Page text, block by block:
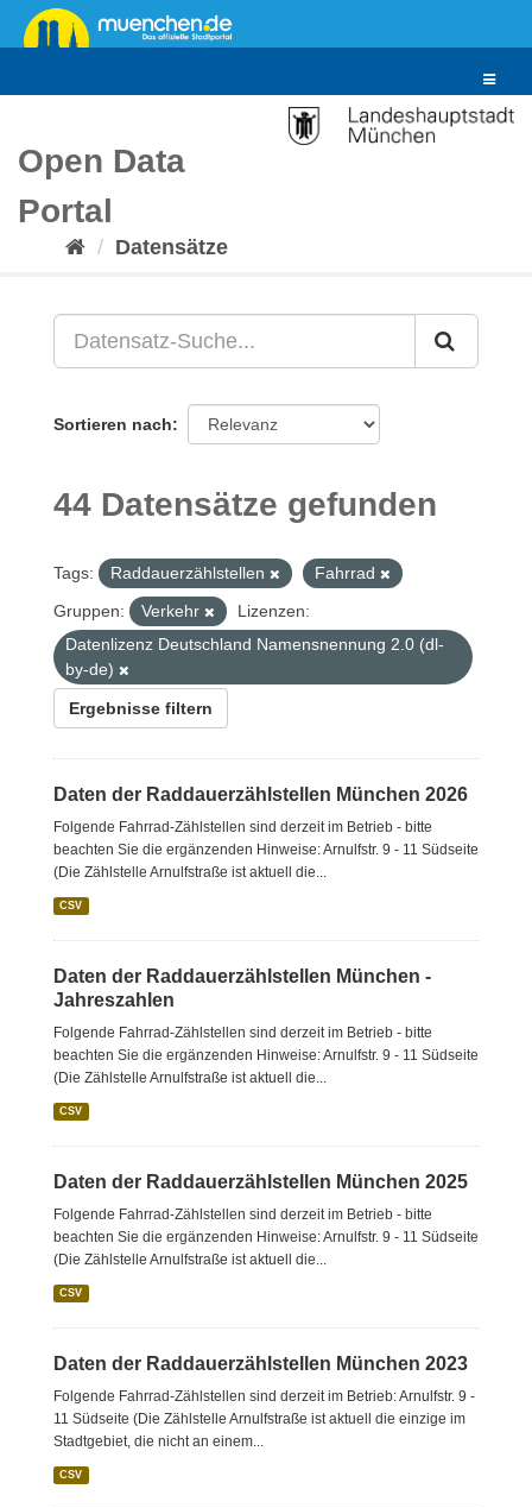
Überspringen
zum
Toggle
Open Data
Portal
Datensätze
Sortieren nach
44 Datensätze gefunden
Tags: Raddauerzählstellen
Fahrrad
Gruppen:
Verkehr
Lizenzen:
Datenlizenz Deutschland Namensnennung 2.0 (dl-
by-de)
Ergebnisse filtern
Daten der Raddauerzählstellen München 2026
Folgende Fahrrad-Zählstellen sind derzeit im Betrieb - bitte
beachten Sie die ergänzenden Hinweise: Arnulfstr. 9 - 11 Südseite
(Die Zählstelle Arnulfstraße ist aktuell die...
CSV
Daten der Raddauerzählstellen München -
Jahreszahlen
Folgende Fahrrad-Zählstellen sind derzeit im Betrieb - bitte
beachten Sie die ergänzenden Hinweise: Arnulfstr. 9 - 11 Südseite
(Die Zählstelle Arnulfstraße ist aktuell die...
CSV
Daten der Raddauerzählstellen München 2025
Folgende Fahrrad-Zählstellen sind derzeit im Betrieb - bitte
beachten Sie die ergänzenden Hinweise: Arnulfstr. 9 - 11 Südseite
(Die Zählstelle Arnulfstraße ist aktuell die...
CSV
Daten der Raddauerzählstellen München 2023
Folgende Fahrrad-Zählstellen sind derzeit im Betrieb: Arnulfstr. 9 -
11 Südseite (Die Zählstelle Arnulfstraße ist aktuell die einzige im
Stadtgebiet, die nicht an einem...
CSV